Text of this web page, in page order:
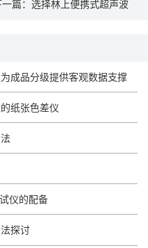
篇： 选择林上便携式超声波
成品分级提供客观数据支撑
纸张色差仪
仪的配备
探讨